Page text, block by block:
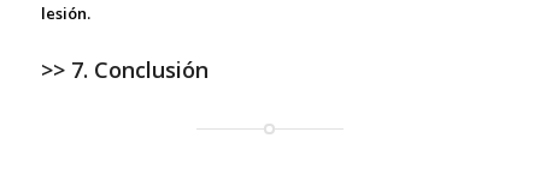
lesión.
>> 7. Conclusión